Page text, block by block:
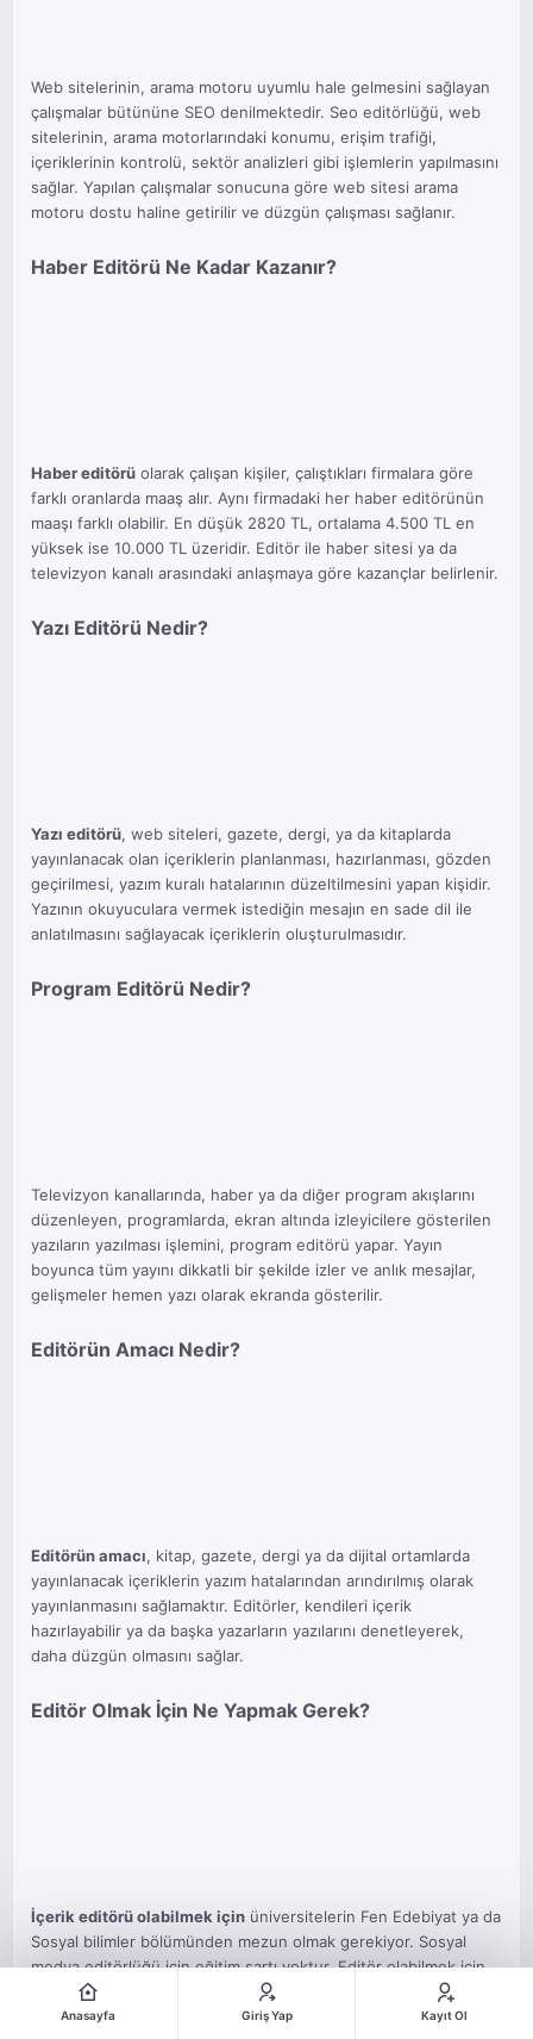
Web sitelerinin, arama motoru uyumlu hale gelmesini sağlayan
çalışmalar bütününe SEO denilmektedir. Seo editörlüğü, web
sitelerinin, arama motorlarındaki konumu, erişim trafiği,
içeriklerinin kontrolü, sektör analizleri gibi işlemlerin yapılmasını
sağlar. Yapılan çalışmalar sonucuna göre web sitesi arama
motoru dostu haline getirilir ve düzgün çalışması sağlanır.
Haber Editörü Ne Kadar Kazanır?
Haber editörü olarak çalışan kişiler, çalıştıkları firmalara göre
farklı oranlarda maaş alır. Aynı firmadaki her haber editörünün
maaşı farklı olabilir. En düşük 2820 TL, ortalama 4.500 TL en
yüksek ise 10.000 TL üzeridir. Editör ile haber sitesi ya da
televizyon kanalı arasındaki anlaşmaya göre kazançlar belirlenir.
Yazı Editörü Nedir?
Yazı editörü, web siteleri, gazete, dergi, ya da kitaplarda
yayınlanacak olan içeriklerin planlanması, hazırlanması, gözden
geçirilmesi, yazım kuralı hatalarının düzeltilmesini yapan kişidir.
Yazının okuyuculara vermek istediğin mesajın en sade dil ile
anlatılmasını sağlayacak içeriklerin oluşturulmasıdır.
Program Editörü Nedir?
Televizyon kanallarında, haber ya da diğer program akışlarını
düzenleyen, programlarda, ekran altında izleyicilere gösterilen
yazıların yazılması işlemini, program editörü yapar. Yayın
boyunca tüm yayını dikkatli bir şekilde izler ve anlık mesajlar,
gelişmeler hemen yazı olarak ekranda gösterilir.
Editörün Amacı Nedir?
Editörün amacı, kitap, gazete, dergi ya da dijital ortamlarda
yayınlanacak içeriklerin yazım hatalarından arındırılmış olarak
yayınlanmasını sağlamaktır. Editörler, kendileri içerik
hazırlayabilir ya da başka yazarların yazılarını denetleyerek,
daha düzgün olmasını sağlar.
Editör Olmak İçin Ne Yapmak Gerek?
İçerik editörü olabilmek için üniversitelerin Fen Edebiyat ya da
Sosyal bilimler bölümünden mezun olmak gerekiyor. Sosyal
medya editörlüğü için eğitim şartı yoktur. Editör olabilmek için
iyi bir araştırması olmak ve hizmet verilen alanla ilgili her konu
hakkında bilgi sahibi olmak gerekir. Yenilikleri açık olmak,
Anasayfa Giriş Yap Kayıt Ol